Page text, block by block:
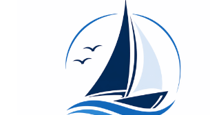
ΓΛΩΣΣΆΡΙΟ
[ 03/08/2025 ]